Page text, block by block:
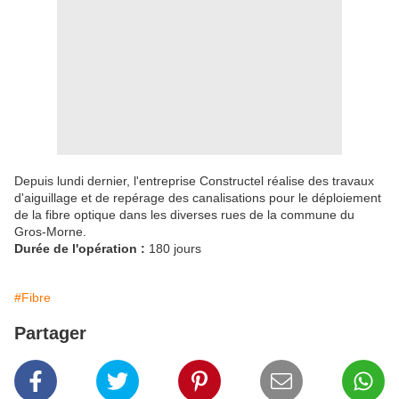
Depuis lundi dernier, l'entreprise Constructel réalise des travaux
d'aiguillage et de repérage des canalisations pour le déploiement
de la fibre optique dans les diverses rues de la commune du
Gros-Morne.
Durée de l'opération : 180 jours
#Fibre
Partager